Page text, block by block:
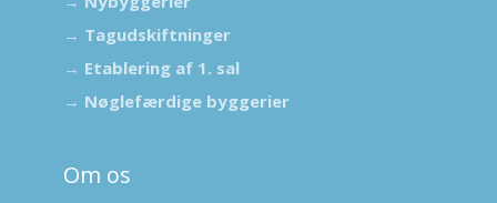
→ Tagudskiftninger
→ Etablering af 1. sal
→ Nøglefærdige byggerier
Om os